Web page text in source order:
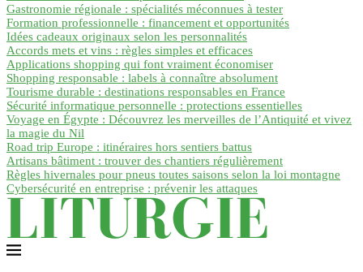
Gastronomie régionale : spécialités méconnues à tester
Formation professionnelle : financement et opportunités
Idées cadeaux originaux selon les personnalités
Accords mets et vins : règles simples et efficaces
Applications shopping qui font vraiment économiser
Shopping responsable : labels à connaître absolument
Tourisme durable : destinations responsables en France
Sécurité informatique personnelle : protections essentielles
Voyage en Égypte : Découvrez les merveilles de l’Antiquité et vivez
la magie du Nil
Road trip Europe : itinéraires hors sentiers battus
Artisans bâtiment : trouver des chantiers régulièrement
Règles hivernales pour pneus toutes saisons selon la loi montagne
Cybersécurité en entreprise : prévenir les attaques